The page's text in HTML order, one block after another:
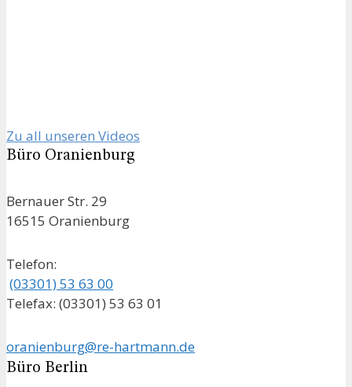
Zu all unseren Videos
Büro Oranienburg
Bernauer Str. 29
16515 Oranienburg
Telefon:
(03301) 53 63 00
Telefax: (03301) 53 63 01
oranienburg@re-hartmann.de
Büro Berlin